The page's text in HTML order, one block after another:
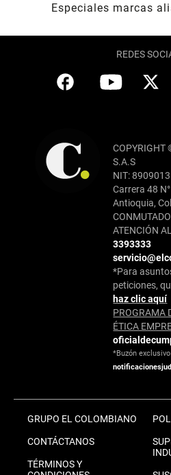
Especiales marcas
REDES
COPYRIGHT
S.A.S
NIT:
Carrera 48
Antioquia,
ATENCIÓN
3393333
*Para
peticiones,
haz clic aquí
PROGRAMA
ÉTICA
*Buzón
GRUPO EL COLOMBIANO
CONTÁCTANOS
TÉRMINOS Y